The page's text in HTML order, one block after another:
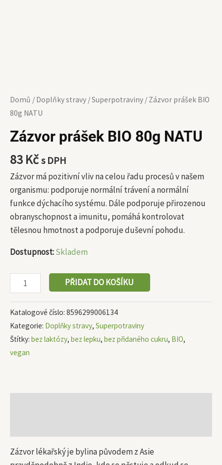
Domů / Doplňky stravy /Superpotraviny / Zázvor prášek BIO
80g NATU
Zázvor prášek BIO 80g NATU
83 Kčs DPH
Zázvor má pozitivní vliv na celou řadu procesů v našem
organismu: podporuje normální trávení a normální
funkce dýchacího systému. Dále podporuje přirozenou
obranyschopnost a imunitu, pomáhá kontrolovat
tělesnou hmotnost a podporuje duševní pohodu.
Dostupnost:Skladem
PŘIDAT DO KOŠÍKU
Katalogové číslo: 8596299006134
Kategorie: Doplňky stravy, Superpotraviny
Štítky: bez laktózy, bez lepku, bez přidaného cukru, BIO,
vegan
Zázvor lékařský je bylina původem z Asie